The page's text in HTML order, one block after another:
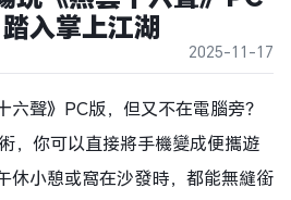
入掌上江湖
2025-11-17
聲》PC版，但又不在電腦旁？
，你可以直接將手機變成便攜遊
休小憩或窩在沙發時，都能無縫銜